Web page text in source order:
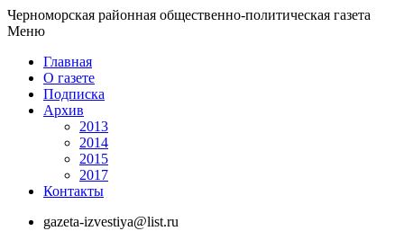
Черноморская районная общественно-политическая газета
Меню
Главная
О газете
Подписка
Архив
2013
2014
2015
2017
Контакты
gazeta-izvestiya@list.ru